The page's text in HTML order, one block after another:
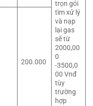
trọn gói
tìm xử lý
và nạp
lại gas
sẽ từ
2000,00
0
-3500,0
00 Vnđ
tùy
trường
hợp
200.000